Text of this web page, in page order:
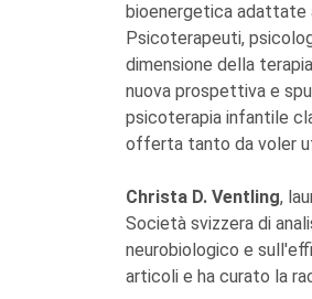
bioenergetica adattate
Psicoterapeuti,
dimensione della
nuova prospettiva e
psicoterapia infantile
offerta tanto da voler
Christa D. Ventling,
Società svizzera di
neurobiologico e
articoli e ha curato la